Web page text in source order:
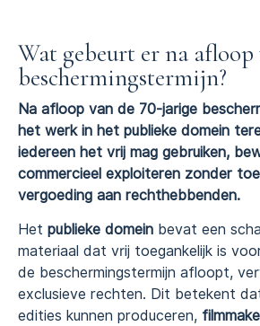
Wat gebeurt er na afloop
beschermingstermijn?
Na afloop van de 70-jarige
het werk in het publieke domein
iedereen het vrij mag gebruiken,
commercieel exploiteren zonder
vergoeding aan rechthebbenden.
Het publieke domein bevat een
materiaal dat vrij toegankelijk is
de beschermingstermijn afloopt,
exclusieve rechten. Dit betekent
edities kunnen produceren,